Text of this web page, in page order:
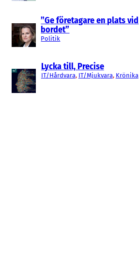
”Ge företagare en plats vid
bordet”
Politik
Lycka till, Precise
IT/Hårdvara, IT/Mjukvara, Krönika